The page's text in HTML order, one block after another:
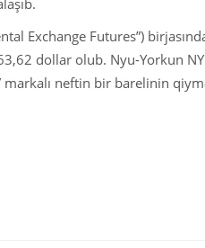
Exchange Futures”)
dollar olub. Nyu-Yorkun
markalı neftin bir barelinin